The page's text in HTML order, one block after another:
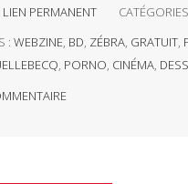
LIEN PERMANENT
: WEBZINE, BD, ZÉBRA, GRATUIT,
, PORNO, CINÉMA,